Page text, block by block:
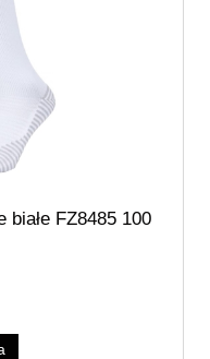
FZ8485 100